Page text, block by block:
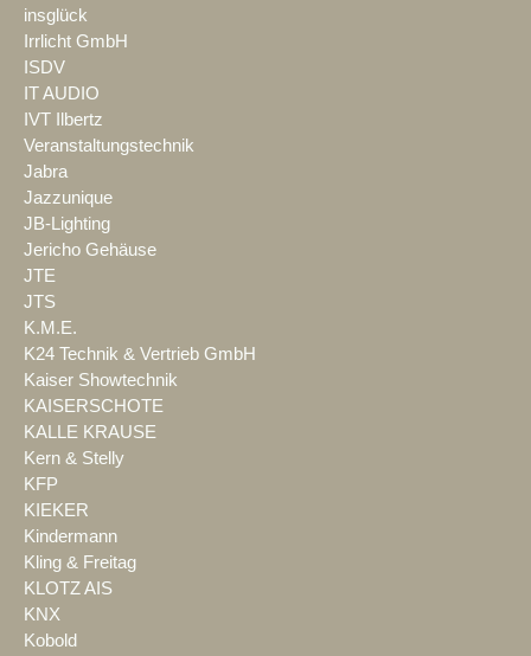
insglück
Irrlicht GmbH
ISDV
IT AUDIO
IVT Ilbertz
Veranstaltungstechnik
Jabra
Jazzunique
JB-Lighting
Jericho Gehäuse
JTE
JTS
K.M.E.
K24 Technik & Vertrieb GmbH
Kaiser Showtechnik
KAISERSCHOTE
KALLE KRAUSE
Kern & Stelly
KFP
KIEKER
Kindermann
Kling & Freitag
KLOTZ AIS
KNX
Kobold